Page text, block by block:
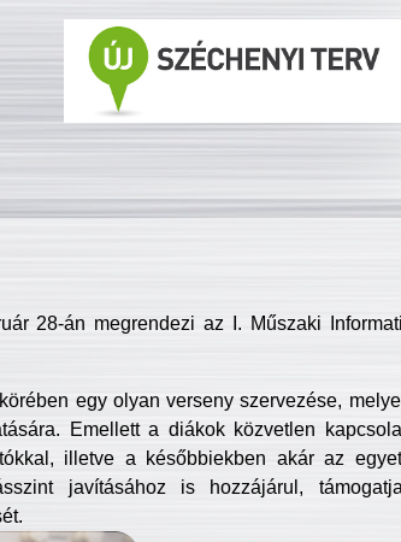
28-án megrendezi az I. Műszaki
egy olyan verseny szervezése,
Emellett a diákok közvetlen
illetve a későbbiekben akár az
javításához is hozzájárul,